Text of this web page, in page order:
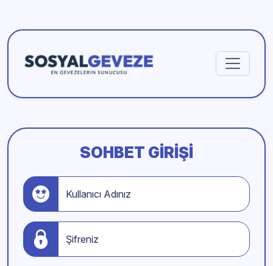
SOHBET GIRIŞI
Kullanıcı Adınız
Şifreniz